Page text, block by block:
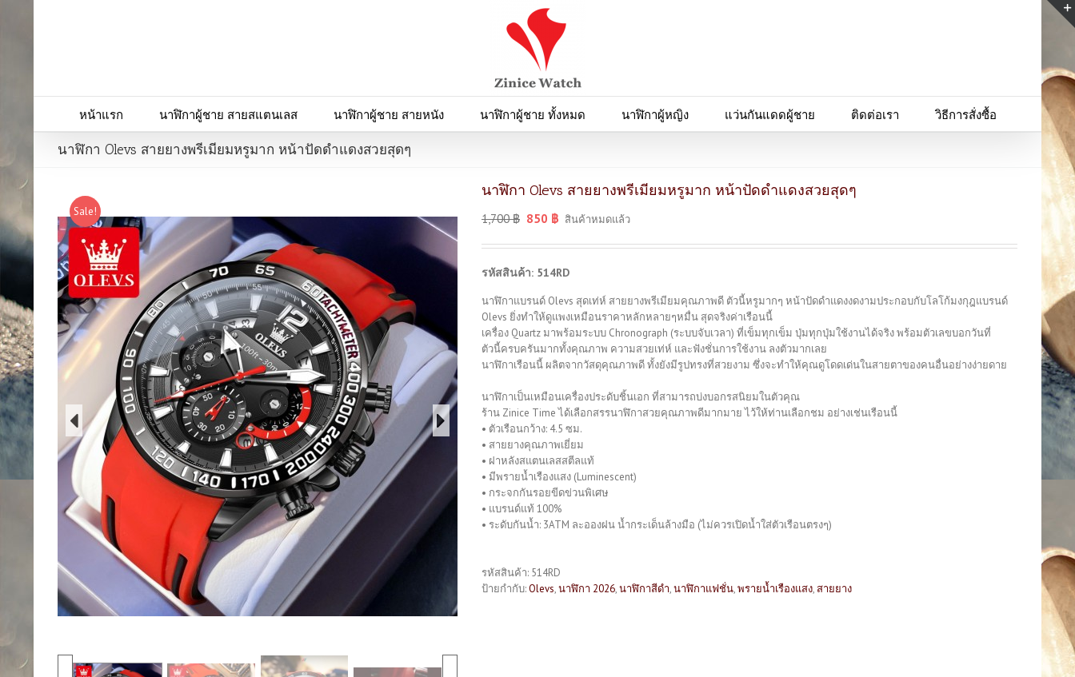
หน้าแรก นาฬิกาผู้ชาย สายสแตนเลส นาฬิกาผู้ชาย สายหนัง นาฬิกาผู้ชาย ทั้งหมด นาฬิกาผู้หญิง แว่นกันแดดผู้ชาย ติดต่อเรา วิธีการสั่งซื้อ
นาฬิกา Olevs สายยางพรีเมียมหรูมาก หน้าปัดดำแดงสวยสุดๆ
Sale!
นาฬิกา Olevs สายยางพรีเมียมหรูมาก หน้าปัดดำแดงสวยสุดๆ
1,700฿ 850 ฿ สินค้าหมดแล้ว
รหัสสินค้า: 514RD
นาฬิกาแบรนด์ Olevs สุดเท่ห์ สายยางพรีเมียมคุณภาพดี ตัวนี้หรูมากๆ หน้าปัดดำแดงงดงามประกอบกับโลโก้มงกุฎแบรนด์
Olevs ยิ่งทำให้ดูแพงเหมือนราคาหลักหลายๆหมื่น สุดจริงค่าเรือนนี้
เครื่อง Quartz มาพร้อมระบบ Chronograph (ระบบจับเวลา) ที่เข็มทุกเข็ม ปุ่มทุกปุ่มใช้งานได้จริง พร้อมตัวเลขบอกวันที่
ตัวนี้ครบครันมากทั้งคุณภาพ ความสวยเท่ห์ และฟังชั่นการใช้งาน ลงตัวมากเลย
นาฬิกาเรือนนี้ ผลิตจากวัสดุคุณภาพดี ทั้งยังมีรูปทรงที่สวยงาม ซึ่งจะทำให้คุณดูโดดเด่นในสายตาของคนอื่นอย่างง่ายดาย
นาฬิกาเป็นเหมือนเครื่องประดับชิ้นเอก ที่สามารถบ่งบอกรสนิยมในตัวคุณ
ร้าน Zinice Time ได้เลือกสรรนาฬิกาสวยคุณภาพดีมากมาย ไว้ให้ท่านเลือกชม อย่างเช่นเรือนนี้
• ตัวเรือนกว้าง: 4.5 ซม.
• สายยางคุณภาพเยี่ยม
• ฝาหลังสแตนเลสสตีลแท้
• มีพรายน้ำเรืองแสง (Luminescent)
• กระจกกันรอยขีดข่วนพิเศษ
• แบรนด์แท้ 100%
• ระดับกันน้ำ: 3ATM ละอองฝน น้ำกระเด็นล้างมือ (ไม่ควรเปิดน้ำใส่ตัวเรือนตรงๆ)
รหัสสินค้า: 514RD
ป้ายกำกับ:Olevs,นาฬิกา 2026,นาฬิกาสีดำ,นาฬิกาแฟชั่น,พรายน้ำเรืองแสง,สายยาง